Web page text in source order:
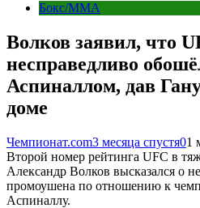
Бокс/MMA
Волков заявил, что
несправедливо
Аспиналлом, дав
доме
Чемпионат.com3 месяца спустя01
Второй номер рейтинга UFC в
Александр Волков высказался о
промоушена по отношению к
Аспиналлу.